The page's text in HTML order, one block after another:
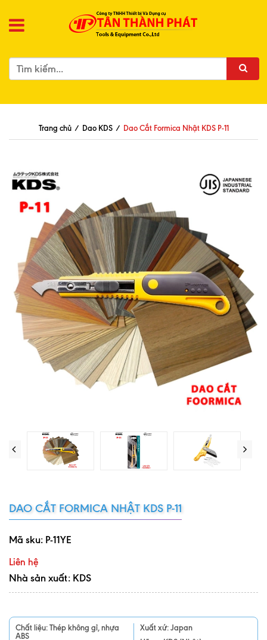
Trang chủ / Dao KDS / Dao Cắt Formica Nhật KDS P-11
DAO CẮT FORMICA NHẬT KDS P-11
Mã sku: P-11YE
Liên hệ
Nhà sản xuất: KDS
Chất liệu: Thép không gỉ, nhựa
ABS
Xuất xứ: Japan